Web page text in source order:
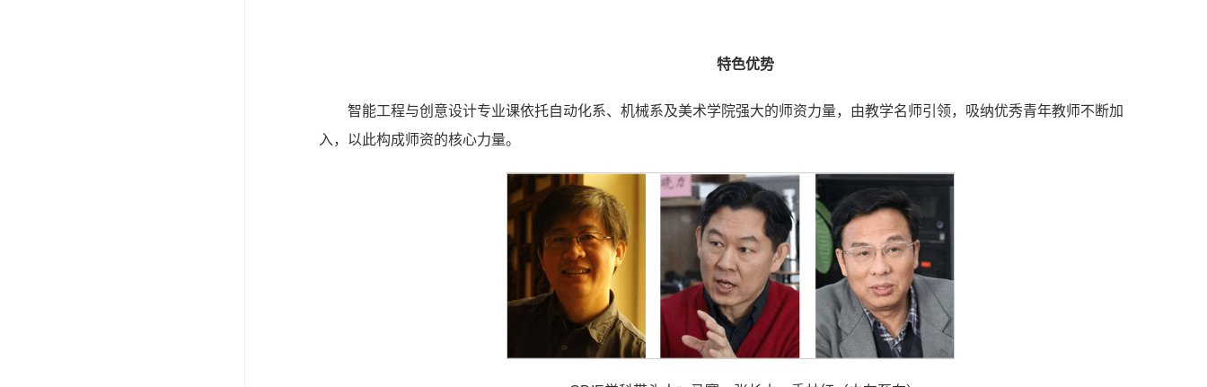
特色优势
智能工程与创意设计专业课依托自动化系、机械系及美术学院强大的师资力量，由教学名师引领，吸纳优秀青年教师不断加
入，以此构成师资的核心力量。